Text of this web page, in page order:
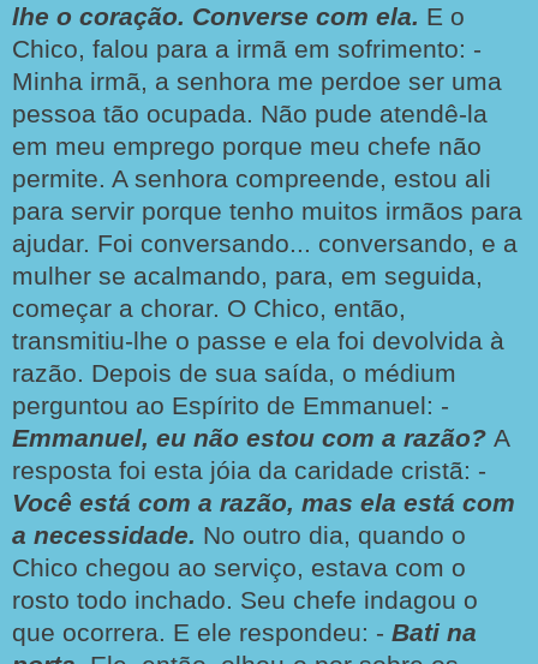
lhe o coração. Converse com ela. E o
Chico, falou para a irmã em sofrimento: -
Minha irmã, a senhora me perdoe ser uma
pessoa tão ocupada. Não pude atendê-la
em meu emprego porque meu chefe não
permite. A senhora compreende, estou ali
para servir porque tenho muitos irmãos para
ajudar. Foi conversando... conversando, e a
mulher se acalmando, para, em seguida,
começar a chorar. O Chico, então,
transmitiu-lhe o passe e ela foi devolvida à
razão. Depois de sua saída, o médium
perguntou ao Espírito de Emmanuel: -
Emmanuel, eu não estou com a razão? A
resposta foi esta jóia da caridade cristã: -
Você está com a razão, mas ela está com
a necessidade. No outro dia, quando o
Chico chegou ao serviço, estava com o
rosto todo inchado. Seu chefe indagou o
que ocorrera. E ele respondeu: - Bati na